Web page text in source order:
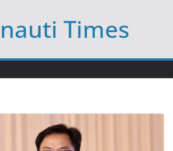
Times